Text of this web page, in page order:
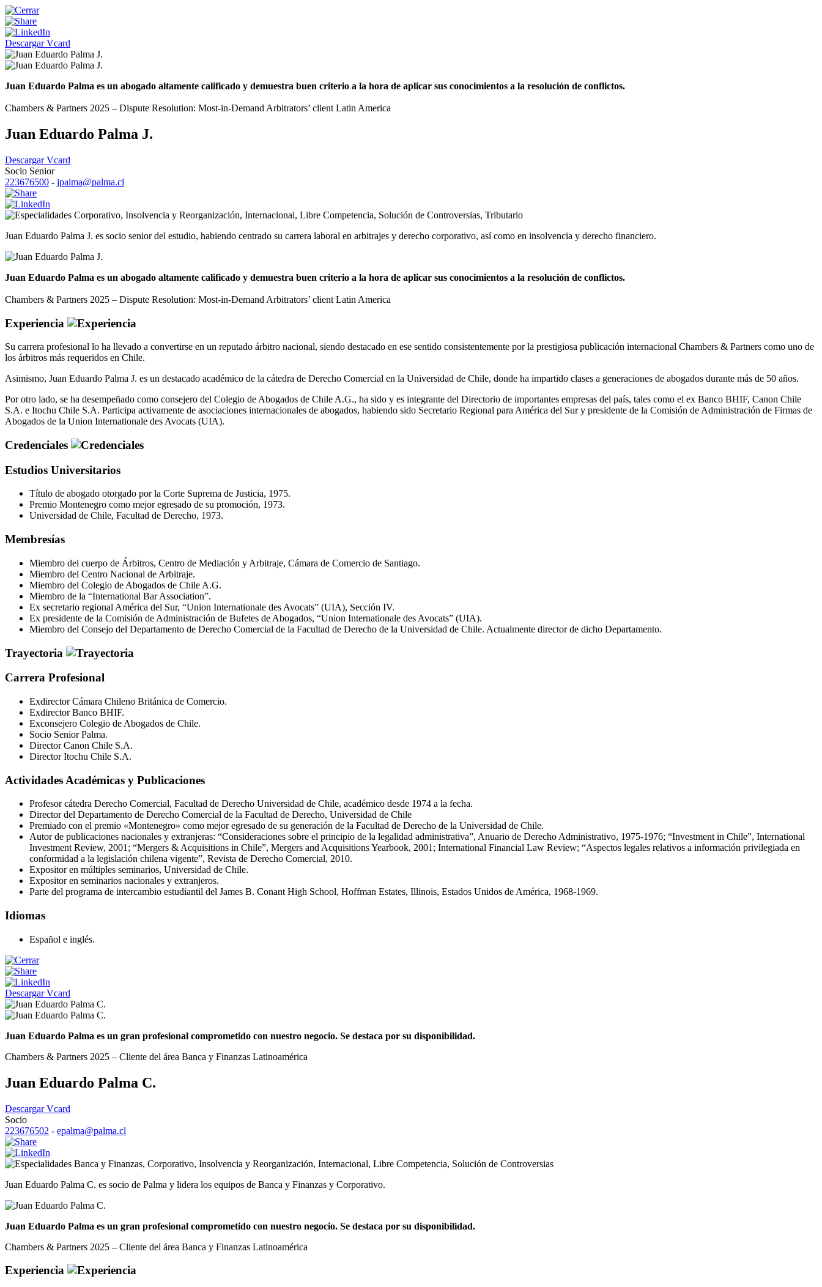
Descargar Vcard
Juan Eduardo Palma es un abogado altamente calificado y demuestra buen criterio a la hora de aplicar sus conocimientos a la resolución de conflictos.
Chambers & Partners 2025 – Dispute Resolution: Most-in-Demand Arbitrators’ client Latin America
Juan Eduardo Palma J.
Descargar Vcard
Socio Senior
223676500 - jpalma@palma.cl
Corporativo, Insolvencia y Reorganización, Internacional, Libre Competencia, Solución de Controversias, Tributario
Juan Eduardo Palma J. es socio senior del estudio, habiendo centrado su carrera laboral en arbitrajes y derecho corporativo, así como en insolvencia y derecho financiero.
Juan Eduardo Palma es un abogado altamente calificado y demuestra buen criterio a la hora de aplicar sus conocimientos a la resolución de conflictos.
Chambers & Partners 2025 – Dispute Resolution: Most-in-Demand Arbitrators’ client Latin America
Experiencia
Su carrera profesional lo ha llevado a convertirse en un reputado árbitro nacional, siendo destacado en ese sentido consistentemente por la prestigiosa publicación internacional Chambers & Partners como uno de
los árbitros más requeridos en Chile.
Asimismo, Juan Eduardo Palma J. es un destacado académico de la cátedra de Derecho Comercial en la Universidad de Chile, donde ha impartido clases a generaciones de abogados durante más de 50 años.
Por otro lado, se ha desempeñado como consejero del Colegio de Abogados de Chile A.G., ha sido y es integrante del Directorio de importantes empresas del país, tales como el ex Banco BHIF, Canon Chile
S.A. e Itochu Chile S.A. Participa activamente de asociaciones internacionales de abogados, habiendo sido Secretario Regional para América del Sur y presidente de la Comisión de Administración de Firmas de
Abogados de la Union Internationale des Avocats (UIA).
Credenciales
Estudios Universitarios
Título de abogado otorgado por la Corte Suprema de Justicia, 1975.
Premio Montenegro como mejor egresado de su promoción, 1973.
Universidad de Chile, Facultad de Derecho, 1973.
Membresías
Miembro del cuerpo de Árbitros, Centro de Mediación y Arbitraje, Cámara de Comercio de Santiago.
Miembro del Centro Nacional de Arbitraje.
Miembro del Colegio de Abogados de Chile A.G.
Miembro de la “International Bar Association”.
Ex secretario regional América del Sur, “Union Internationale des Avocats” (UIA), Sección IV.
Ex presidente de la Comisión de Administración de Bufetes de Abogados, “Union Internationale des Avocats” (UIA).
Miembro del Consejo del Departamento de Derecho Comercial de la Facultad de Derecho de la Universidad de Chile. Actualmente director de dicho Departamento.
Trayectoria
Carrera Profesional
Exdirector Cámara Chileno Británica de Comercio.
Exdirector Banco BHIF.
Exconsejero Colegio de Abogados de Chile.
Socio Senior Palma.
Director Canon Chile S.A.
Director Itochu Chile S.A.
Actividades Académicas y Publicaciones
Profesor cátedra Derecho Comercial, Facultad de Derecho Universidad de Chile, académico desde 1974 a la fecha.
Director del Departamento de Derecho Comercial de la Facultad de Derecho, Universidad de Chile
Premiado con el premio «Montenegro» como mejor egresado de su generación de la Facultad de Derecho de la Universidad de Chile.
Autor de publicaciones nacionales y extranjeras: “Consideraciones sobre el principio de la legalidad administrativa”, Anuario de Derecho Administrativo, 1975-1976; “Investment in Chile”, International
Investment Review, 2001; “Mergers & Acquisitions in Chile”, Mergers and Acquisitions Yearbook, 2001; International Financial Law Review; “Aspectos legales relativos a información privilegiada en
conformidad a la legislación chilena vigente”, Revista de Derecho Comercial, 2010.
Expositor en múltiples seminarios, Universidad de Chile.
Expositor en seminarios nacionales y extranjeros.
Parte del programa de intercambio estudiantil del James B. Conant High School, Hoffman Estates, Illinois, Estados Unidos de América, 1968-1969.
Idiomas
Español e inglés.
Descargar Vcard
Juan Eduardo Palma es un gran profesional comprometido con nuestro negocio. Se destaca por su disponibilidad.
Chambers & Partners 2025 – Cliente del área Banca y Finanzas Latinoamérica
Juan Eduardo Palma C.
Descargar Vcard
Socio
223676502 - epalma@palma.cl
Banca y Finanzas, Corporativo, Insolvencia y Reorganización, Internacional, Libre Competencia, Solución de Controversias
Juan Eduardo Palma C. es socio de Palma y lidera los equipos de Banca y Finanzas y Corporativo.
Juan Eduardo Palma es un gran profesional comprometido con nuestro negocio. Se destaca por su disponibilidad.
Chambers & Partners 2025 – Cliente del área Banca y Finanzas Latinoamérica
Experiencia